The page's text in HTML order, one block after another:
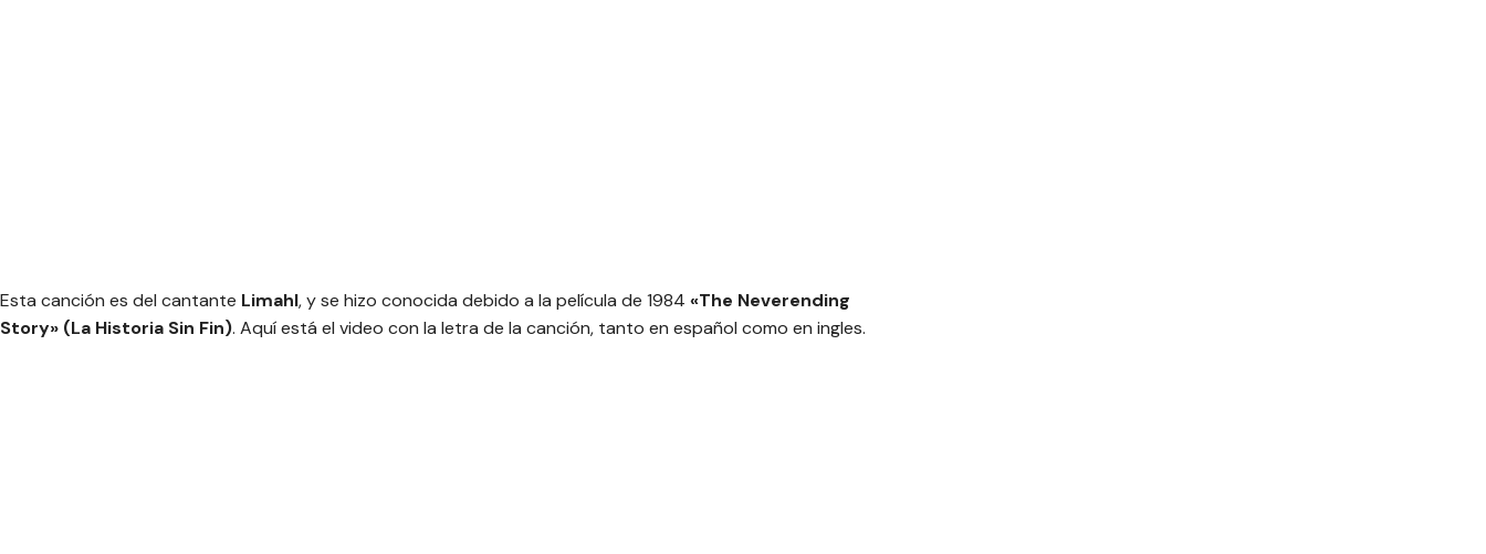
Esta canción es del cantante Limahl, y se hizo conocida debido a la película de 1984 «The Neverending
Story» (La Historia Sin Fin). Aquí está el video con la letra de la canción, tanto en español como en ingles.